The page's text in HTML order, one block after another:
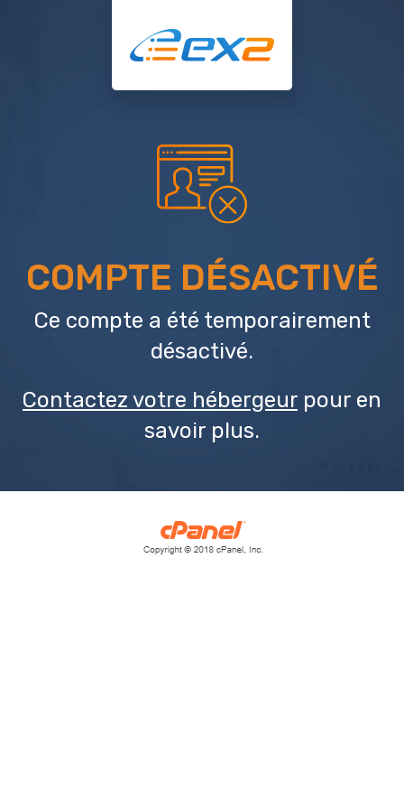
COMPTE DÉSACTIVÉ
Ce compte a été temporairement
désactivé.
Contactez votre hébergeur pour en
savoir plus.